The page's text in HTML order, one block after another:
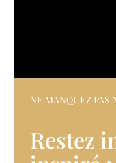
deNE MANQUEZ PAS
Restez